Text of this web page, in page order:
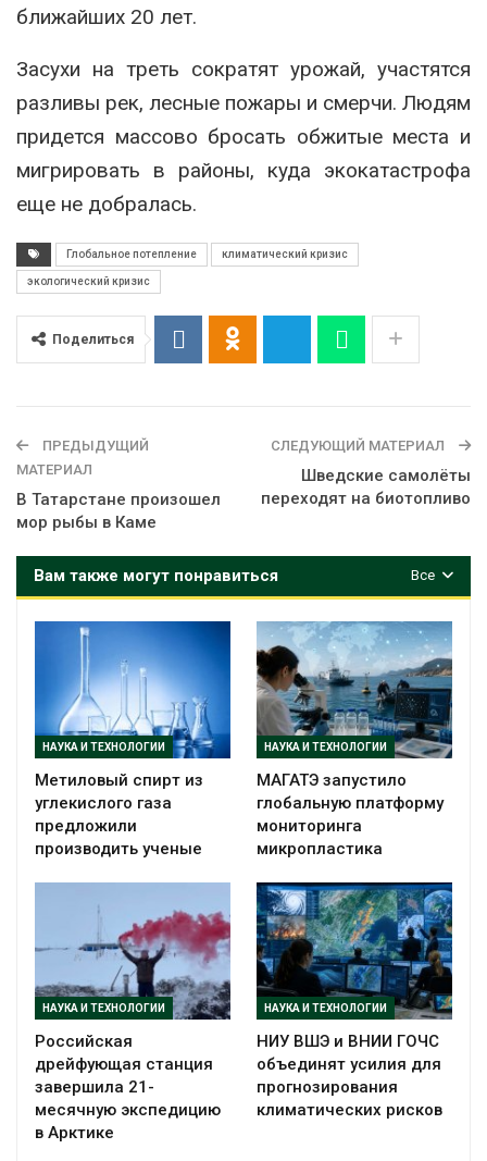
ближайших 20 лет.
Засухи на треть сократят урожай, участятся
разливы рек, лесные пожары и смерчи. Людям
придется массово бросать обжитые места и
мигрировать в районы, куда экокатастрофа
еще не добралась.
Глобальное потепление климатический кризис
экологический кризис
Поделиться
ПРЕДЫДУЩИЙ
МАТЕРИАЛ
В Татарстане произошел
мор рыбы в Каме
СЛЕДУЮЩИЙ МАТЕРИАЛ
Шведские самолёты
переходят на биотопливо
Все
Вам также могут понравиться
НАУКА И ТЕХНОЛОГИИ
Метиловый спирт из
углекислого газа
предложили
производить ученые
НАУКА И ТЕХНОЛОГИИ
МАГАТЭ запустило
глобальную платформу
мониторинга
микропластика
НАУКА И ТЕХНОЛОГИИ
Российская
дрейфующая станция
завершила 21-
месячную экспедицию
в Арктике
НАУКА И ТЕХНОЛОГИИ
НИУ ВШЭ и ВНИИ ГОЧС
объединят усилия для
прогнозирования
климатических рисков